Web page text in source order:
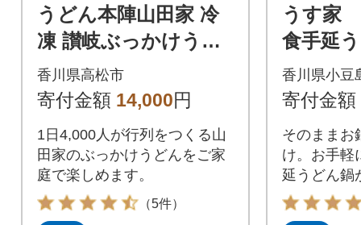
うどん本陣山田家 冷
凍 讃岐ぶっかけうど
ん
香川県高松市
寄付金額 14,000円
1日4,000人が行列をつくる山
田家のぶっかけうどんをご家
庭で楽しめます。
（5件）
うす家
食手延
香川県小豆
寄付金額
そのままお
け。お手軽
延うどん鍋
す。